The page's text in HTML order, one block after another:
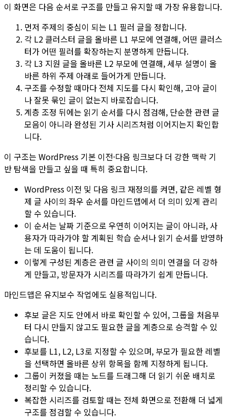
이 화면은 다음 순서로 구조를 만들고 유지할 때 가장 유용합니다.
먼저 주제의 중심이 되는 L1 필러 글을 정합니다.
각 L2 클러스터 글을 올바른 L1 부모에 연결해, 어떤 클러스
터가 어떤 필러를 확장하는지 분명하게 만듭니다.
각 L3 지원 글을 올바른 L2 부모에 연결해, 세부 설명이 올
바른 하위 주제 아래로 들어가게 만듭니다.
구조를 수정할 때마다 전체 지도를 다시 확인해, 고아 글이
나 잘못 묶인 글이 없는지 바로잡습니다.
계층 조정 뒤에는 읽기 순서를 다시 점검해, 단순한 관련 글
모음이 아니라 완성된 기사 시리즈처럼 이어지는지 확인합
니다.
이 구조는 WordPress 기본 이전·다음 링크보다 더 강한 맥락 기
반 탐색을 만들고 싶을 때 특히 중요합니다.
WordPress 이전 및 다음 링크 재정의를 켜면, 같은 레벨 형
제 글 사이의 좌우 순서를 마인드맵에서 더 의미 있게 관리
할 수 있습니다.
이 순서는 날짜 기준으로 우연히 이어지는 글이 아니라, 사
용자가 따라가야 할 계획된 학습 순서나 읽기 순서를 반영하
는 데 도움이 됩니다.
이렇게 구성된 계층은 관련 글 사이의 의미 연결을 더 강하
게 만들고, 방문자가 시리즈를 따라가기 쉽게 만듭니다.
마인드맵은 유지보수 작업에도 실용적입니다.
후보 글은 지도 안에서 바로 확인할 수 있어, 그룹을 처음부
터 다시 만들지 않고도 필요한 글을 계층으로 승격할 수 있
습니다.
후보를 L1, L2, L3로 지정할 수 있으며, 부모가 필요한 레벨
을 선택하면 올바른 상위 항목을 함께 지정하게 됩니다.
그룹이 커졌을 때는 노드를 드래그해 더 읽기 쉬운 배치로
정리할 수 있습니다.
복잡한 시리즈를 검토할 때는 전체 화면으로 전환해 더 넓게
구조를 점검할 수 있습니다.